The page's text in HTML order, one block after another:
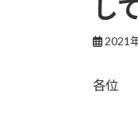
し
2021
各位